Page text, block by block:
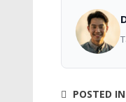
POSTED IN